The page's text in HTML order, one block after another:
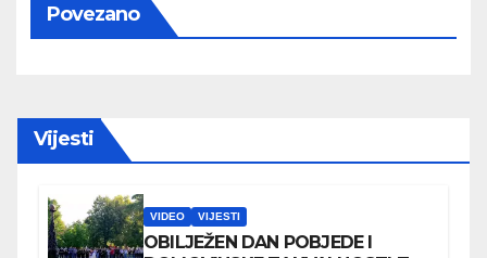
Povezano
Vijesti
VIDEO VIJESTI
OBILJEŽEN DAN POBJEDE I